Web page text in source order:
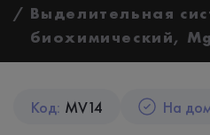
Выделительная
биохимический,
Код: MV14 На